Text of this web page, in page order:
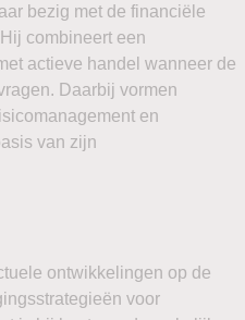
bezig met de financiële
combineert een
actieve handel wanneer de
Daarbij vormen
en
van zijn
ontwikkelingen op de
voor